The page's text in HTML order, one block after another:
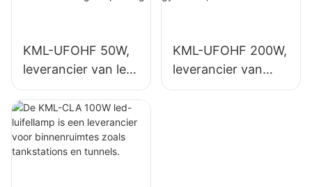
KML-UFOHF 50W,
leverancier van led-
hoogbouwlampen
voor industriële
installaties,
magazijnen en
KML-UFOHF 200W,
leverancier van
LED-